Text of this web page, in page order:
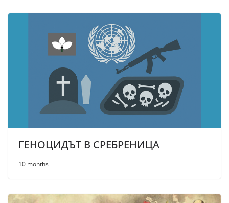
ГЕНОЦИДЪТ В СРЕБРЕНИЦА
10 months